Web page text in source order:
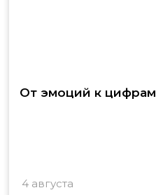
От эмоций к цифрам
4 августа